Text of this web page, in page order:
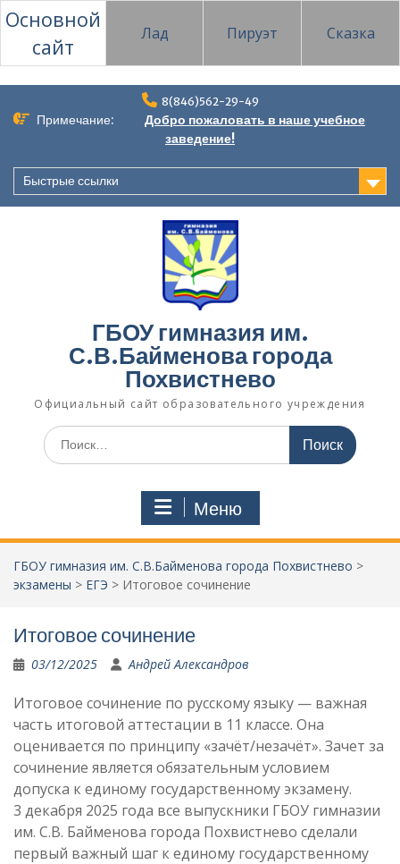
Основной
сайт
Лад Пируэт Сказка
содержимому
8(846)562-29-49
Примечание:
Добро пожаловать в наше учебное
заведение!
Быстрые ссылки
ГБОУ гимназия им.
С.В.Байменова города
Похвистнево
Официальный сайт образовательного учреждения
Поиск
по:
Меню
ГБОУ гимназия им. С.В.Байменова города Похвистнево >
экзамены > ЕГЭ > Итоговое сочинение
Итоговое сочинение
03/12/2025 Андрей Александров
Итоговое сочинение по русскому языку — важная
часть итоговой аттестации в 11 классе. Она
оценивается по принципу «зачёт/незачёт». Зачет за
сочинение является обязательным условием
допуска к единому государственному экзамену.
3 декабря 2025 года все выпускники ГБОУ гимназии
им. С.В. Байменова города Похвистнево сделали
первый важный шаг к единому государственному